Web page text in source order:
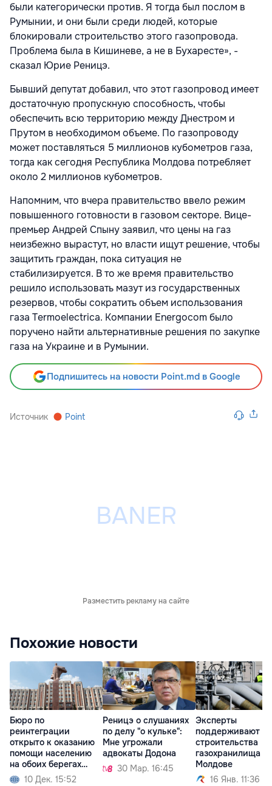
были категорически против. Я тогда был послом в
Румынии, и они были среди людей, которые
блокировали строительство этого газопровода.
Проблема была в Кишиневе, а не в Бухаресте», -
сказал Юрие Реницэ.
Бывший депутат добавил, что этот газопровод имеет
достаточную пропускную способность, чтобы
обеспечить всю территорию между Днестром и
Прутом в необходимом объеме. По газопроводу
может поставляться 5 миллионов кубометров газа,
тогда как сегодня Республика Молдова потребляет
около 2 миллионов кубометров.
Напомним, что вчера правительство ввело режим
повышенного готовности в газовом секторе. Вице-
премьер Андрей Спыну заявил, что цены на газ
неизбежно вырастут, но власти ищут решение, чтобы
защитить граждан, пока ситуация не
стабилизируется. В то же время правительство
решило использовать мазут из государственных
резервов, чтобы сократить объем использования
газа Termoelectrica. Компании Energocom было
поручено найти альтернативные решения по закупке
газа на Украине и в Румынии.
Подпишитесь на новости Point.md в Google
Источник Point
Разместить рекламу на сайте
Похожие новости
Бюро по
реинтеграции
открыто к оказанию
помощи населению
на обоих берегах
Днестра
10 Дек. 15:52
Реницэ о слушаниях
по делу "о кульке":
Мне угрожали
адвокаты Додона
30 Мар. 16:45
Эксперты
поддерживают
строительства
газохранилища в
Молдове
16 Янв. 11:36